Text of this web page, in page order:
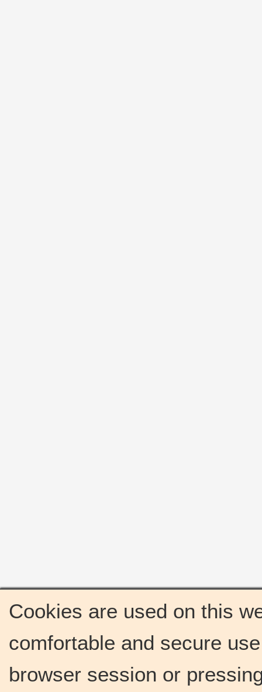
Cookies are used on this
comfortable and secure
browser session or